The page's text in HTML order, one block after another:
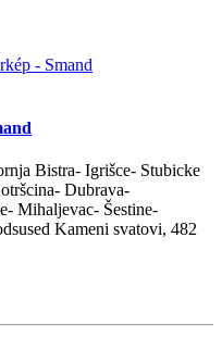
Bistra- Igrišce- Stubicke
Dubrava-
Mihaljevac- Šestine-
Kameni svatovi, 482